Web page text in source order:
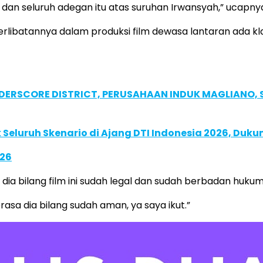
seluruh adegan itu atas suruhan Irwansyah,”
dalam produksi film dewasa lantaran ada
DISTRICT, PERUSAHAAN INDUK
Skenario di Ajang DTI Indonesia 2026,
bilang film ini sudah legal dan sudah berbadan
dia bilang sudah aman, ya saya ikut.”